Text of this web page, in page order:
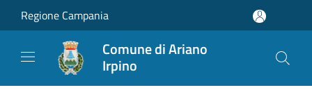
Salta al contenuto principale
Regione Campania
Comune di Ariano
Irpino